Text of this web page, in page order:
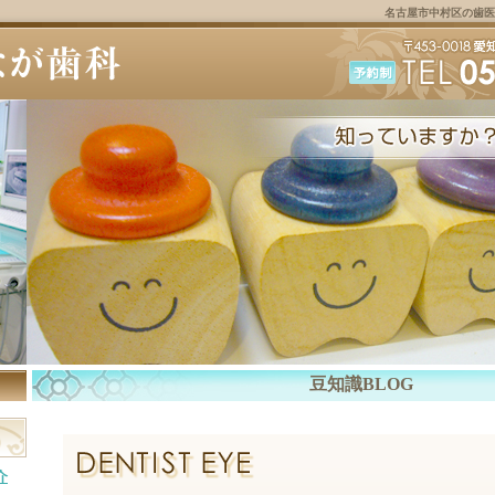
名古屋市中村区の歯
豆知識BLOG